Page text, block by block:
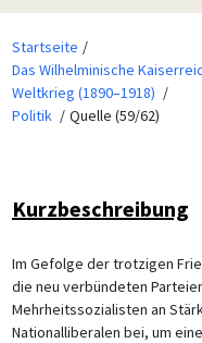
Startseite
Das Wilhelminische
Weltkrieg (1890–1918)
Politik
Quelle (59/62)
Kurzbeschreibung
Im Gefolge der trotzigen
die neu verbündeten
Mehrheitssozialisten an
Nationalliberalen bei, um